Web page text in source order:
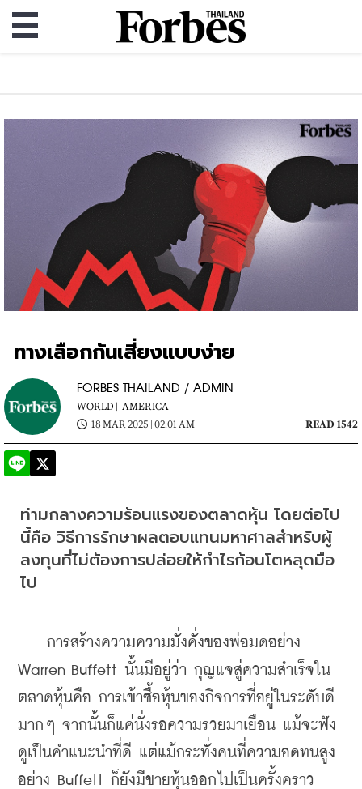
ทางเลือกกันเสี่ยงแบบง่าย
FORBES THAILAND / ADMIN
WORLD | AMERICA
18 MAR 2025 | 02:01 AM
READ 1542
ท่ามกลางความร้อนแรงของตลาดหุ้น โดยต่อไป
นี้คือ วิธีการรักษาผลตอบแทนมหาศาลสำหรับผู้
ลงทุนที่ไม่ต้องการปล่อยให้กำไรก้อนโตหลุดมือ
ไป
การสร้างความความมั่งคั่งของพ่อมดอย่าง
Warren Buffett นั้นมีอยู่ว่า กุญแจสู่ความสำเร็จใน
ตลาดหุ้นคือ การเข้าซื้อหุ้นของกิจการที่อยู่ในระดับดี
มากๆ จากนั้นก็แค่นั่งรอความรวยมาเยือน แม้จะฟัง
ดูเป็นคำแนะนำที่ดี แต่แม้กระทั่งคนที่ความอดทนสูง
อย่าง Buffett ก็ยังมีขายหุ้นออกไปเป็นครั้งคราว